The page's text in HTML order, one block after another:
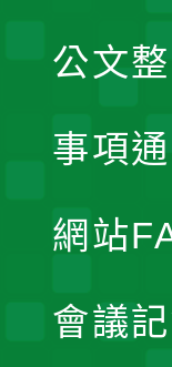
公文
事項
網站
會議